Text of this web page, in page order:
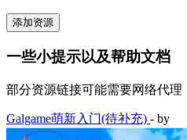
添加资源
一些小提示以及帮助文档
部分资源链接可能需要网络代理
Galgame萌新入门(待补充) - by